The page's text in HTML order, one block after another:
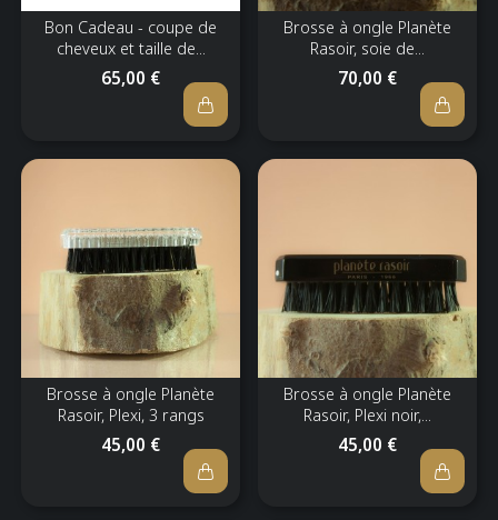
Bon Cadeau - coupe de
cheveux et taille de...
65,00 €
Brosse à ongle Planète
Rasoir, soie de...
70,00 €
Brosse à ongle Planète
Rasoir, Plexi, 3 rangs
45,00 €
Brosse à ongle Planète
Rasoir, Plexi noir,...
45,00 €